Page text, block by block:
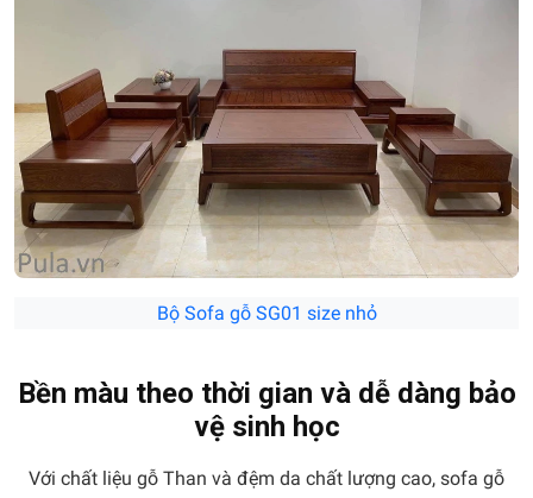
Bộ Sofa gỗ SG01 size nhỏ
Bền màu theo thời gian và dễ dàng bảo
vệ sinh học
Với chất liệu gỗ Than và đệm da chất lượng cao, sofa gỗ